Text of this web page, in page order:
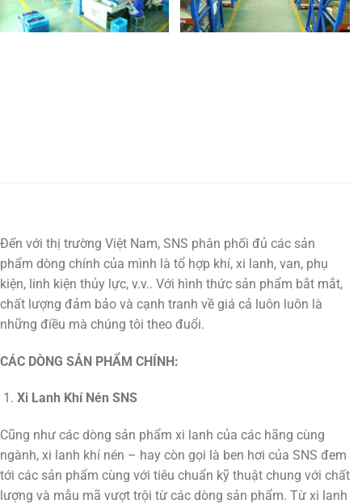
Đến với thị trường Việt Nam, SNS phân phối đủ các sản
phẩm dòng chính của mình là tổ hợp khí, xi lanh, van, phụ
kiện, linh kiện thủy lực, v.v.. Với hình thức sản phẩm bắt mắt,
chất lượng đảm bảo và cạnh tranh về giá cả luôn luôn là
những điều mà chúng tôi theo đuổi.
CÁC DÒNG SẢN PHẨM CHÍNH:
Xi Lanh Khí Nén SNS
Cũng như các dòng sản phẩm xi lanh của các hãng cùng
ngành, xi lanh khí nén – hay còn gọi là ben hơi của SNS đem
tới các sản phẩm cùng với tiêu chuẩn kỹ thuật chung với chất
lượng và mẫu mã vượt trội từ các dòng sản phẩm. Từ xi lanh